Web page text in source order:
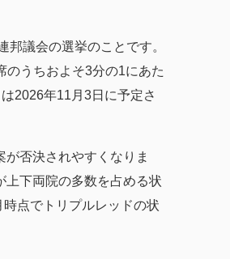
議会の選挙のことです。
のうちおよそ3分の1にあた
2026年11月3日に予定さ
否決されやすくなりま
上下両院の多数を占める状
点でトリプルレッドの状